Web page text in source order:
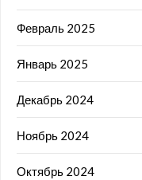
Февраль 2025
Январь 2025
Декабрь 2024
Ноябрь 2024
Октябрь 2024